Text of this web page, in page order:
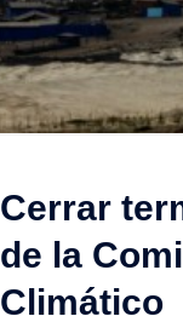
Cerrar
de la
Climático